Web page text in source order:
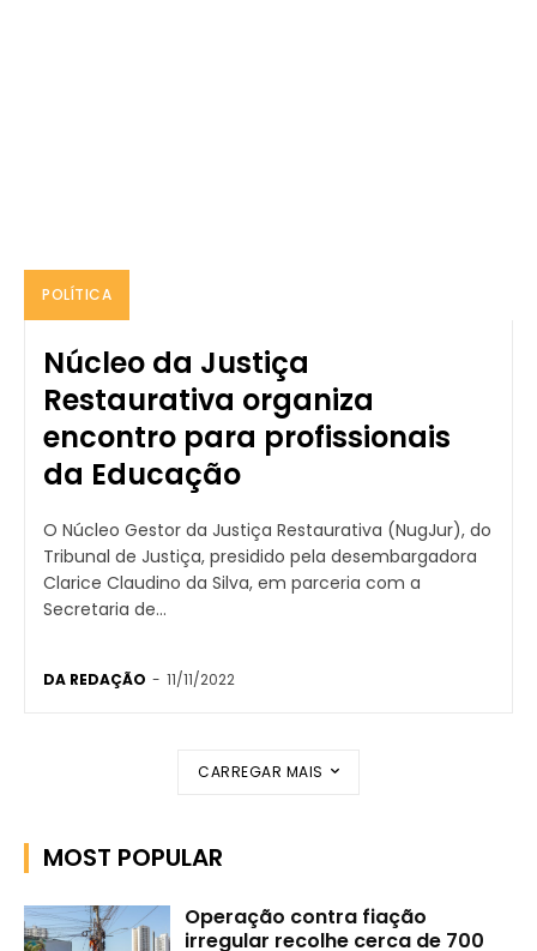
POLÍTICA
Núcleo da Justiça
Restaurativa organiza
encontro para profissionais
da Educação
O Núcleo Gestor da Justiça Restaurativa (NugJur), do
Tribunal de Justiça, presidido pela desembargadora
Clarice Claudino da Silva, em parceria com a
Secretaria de...
DA REDAÇÃO - 11/11/2022
CARREGAR MAIS
MOST POPULAR
Operação contra fiação
irregular recolhe cerca de 700